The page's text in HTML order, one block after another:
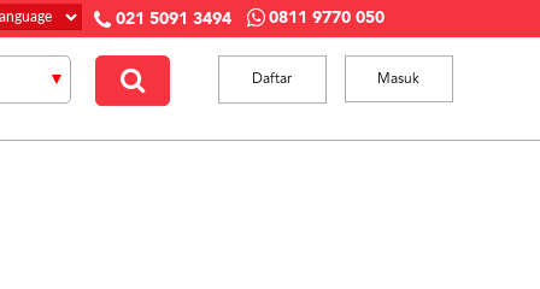
021 5091 3494 0811 9770 050
Masuk
Daftar